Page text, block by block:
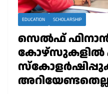
EDUCATION SCHOLARSHIP
സെൽഫ്
കോഴ്സുകളിൽ